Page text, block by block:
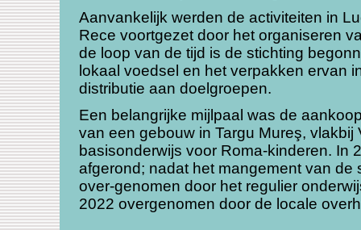
Aanvankelijk werden de activiteiten in
Rece voortgezet door het organiseren
de loop van de tijd is de stichting
lokaal voedsel en het verpakken ervan
distributie aan doelgroepen.
Een belangrijke mijlpaal was de
van een gebouw in Targu Mureş, vlakbij
basisonderwijs voor Roma-kinderen. In
afgerond; nadat het mangement van de
over-genomen door het regulier
2022 overgenomen door de locale